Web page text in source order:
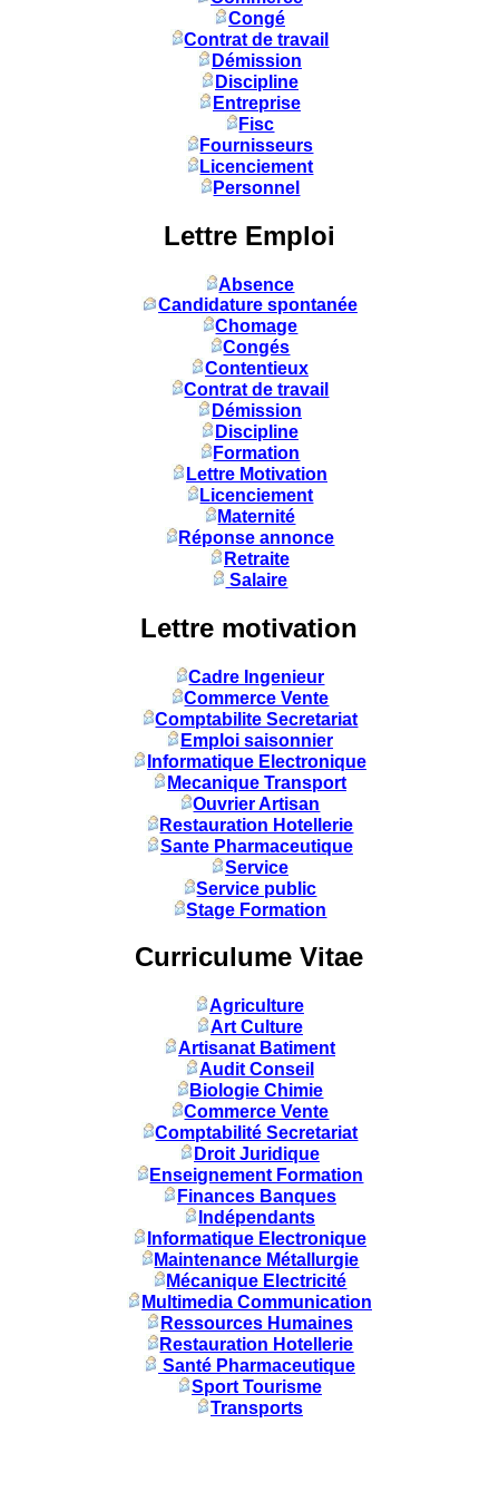
Congé
Contrat de travail
Démission
Discipline
Entreprise
Fisc
Fournisseurs
Licenciement
Personnel
Lettre Emploi
Absence
Candidature spontanée
Chomage
Congés
Contentieux
Contrat de travail
Démission
Discipline
Formation
Lettre Motivation
Licenciement
Maternité
Réponse annonce
Retraite
Salaire
Lettre motivation
Cadre Ingenieur
Commerce Vente
Comptabilite Secretariat
Emploi saisonnier
Informatique Electronique
Mecanique Transport
Ouvrier Artisan
Restauration Hotellerie
Sante Pharmaceutique
Service
Service public
Stage Formation
Curriculume Vitae
Agriculture
Art Culture
Artisanat Batiment
Audit Conseil
Biologie Chimie
Commerce Vente
Comptabilité Secretariat
Droit Juridique
Enseignement Formation
Finances Banques
Indépendants
Informatique Electronique
Maintenance Métallurgie
Mécanique Electricité
Multimedia Communication
Ressources Humaines
Restauration Hotellerie
Santé Pharmaceutique
Sport Tourisme
Transports